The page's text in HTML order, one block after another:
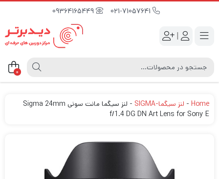
09364165449
|
0
Home
- لنز سیگما-SIGMA -
لنز سیگما مانت سونی Sigma 24mm
f/1.4 DG DN Art Lens for Sony E